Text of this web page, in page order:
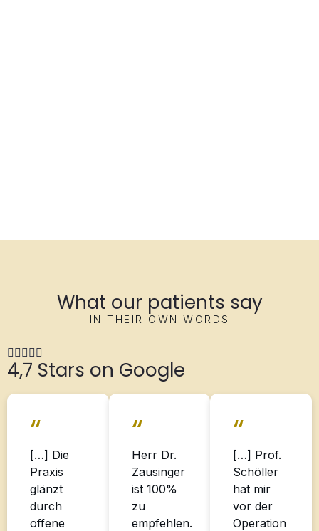
What our patients say
IN THEIR OWN WORDS
4,7 Stars on Google
“
[…] Die
Praxis
glänzt
durch
offene
“
Herr Dr.
Zausinger
ist 100%
zu
empfehlen.
“
[…] Prof.
Schöller
hat mir
vor der
Operation